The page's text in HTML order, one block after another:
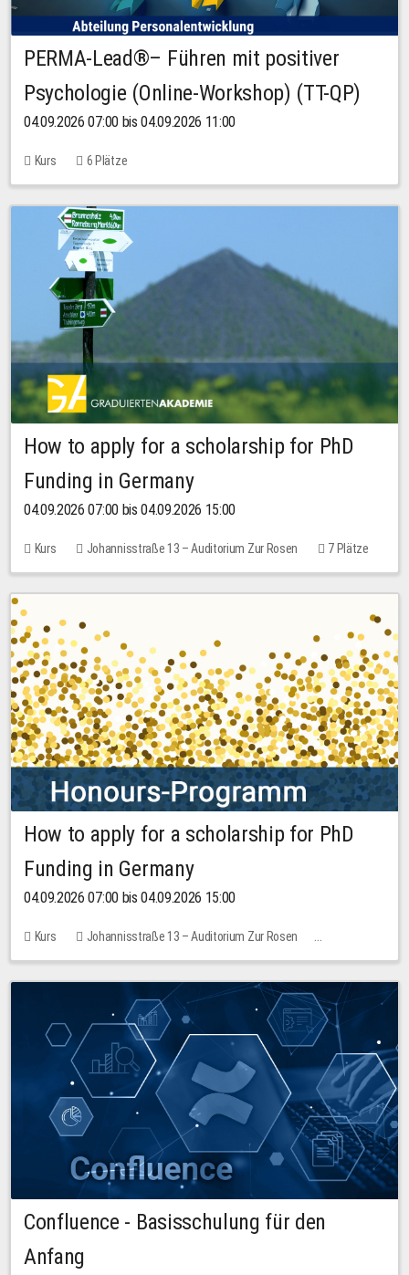
PERMA-Lead®– Führen mit positiver
Psychologie (Online-Workshop) (TT-QP)
04.09.2026 07:00 bis 04.09.2026 11:00
Kurs 6 Plätze
How to apply for a scholarship for PhD
Funding in Germany
04.09.2026 07:00 bis 04.09.2026 15:00
Kurs Johannisstraße 13 – Auditorium Zur Rosen
7 Plätze
10,00 EUR
How to apply for a scholarship for PhD
Funding in Germany
04.09.2026 07:00 bis 04.09.2026 15:00
Kurs
Johannisstraße 13 – Auditorium Zur Rosen
Keine freien Plätze
Confluence - Basisschulung für den
Anfang